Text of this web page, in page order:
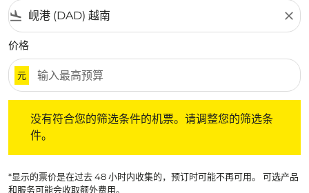
flight_land close
价格
元
没有符合您的筛选条件的机票。请调整您的筛选条
件。
*显示的票价是在过去 48 小时内收集的，预订时可能不再可用。 可选产品
和服务可能会收取额外费用。